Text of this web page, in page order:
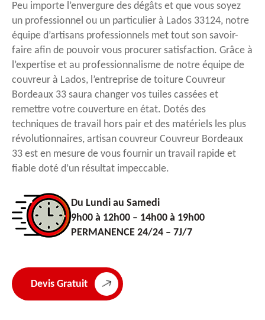
Peu importe l’envergure des dégâts et que vous soyez
un professionnel ou un particulier à Lados 33124, notre
équipe d’artisans professionnels met tout son savoir-
faire afin de pouvoir vous procurer satisfaction. Grâce à
l’expertise et au professionnalisme de notre équipe de
couvreur à Lados, l’entreprise de toiture Couvreur
Bordeaux 33 saura changer vos tuiles cassées et
remettre votre couverture en état. Dotés des
techniques de travail hors pair et des matériels les plus
révolutionnaires, artisan couvreur Couvreur Bordeaux
33 est en mesure de vous fournir un travail rapide et
fiable doté d’un résultat impeccable.
Du Lundi au Samedi
9h00 à 12h00 – 14h00 à 19h00
PERMANENCE 24/24 – 7J/7
Devis Gratuit